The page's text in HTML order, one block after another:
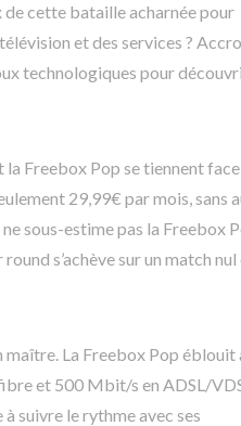
cette bataille acharnée pour
et des services ?
technologiques pour
Freebox Pop se tiennent face
29,99€ par mois, sans
sous-estime pas la Freebox
s’achève sur un match
maître. La Freebox Pop éblouit
et 500 Mbit/s en ADSL/
suivre le rythme avec ses